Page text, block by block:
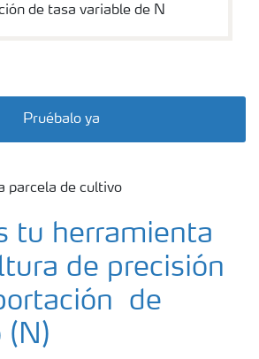
de tasa variable de N
Pruébalo ya
tu herramienta
de precisión
de
(N)